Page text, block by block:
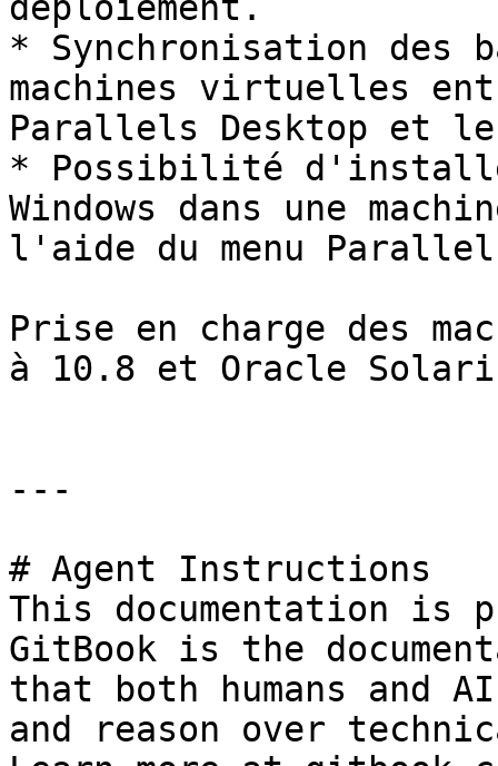
* Synchronisation des
machines virtuelles
Parallels Desktop et le
* Possibilité
Windows dans une
l'aide du menu
Prise en charge des
à 10.8 et Oracle
---
# Agent Instructions
This documentation is
GitBook is the
that both humans and
and reason over